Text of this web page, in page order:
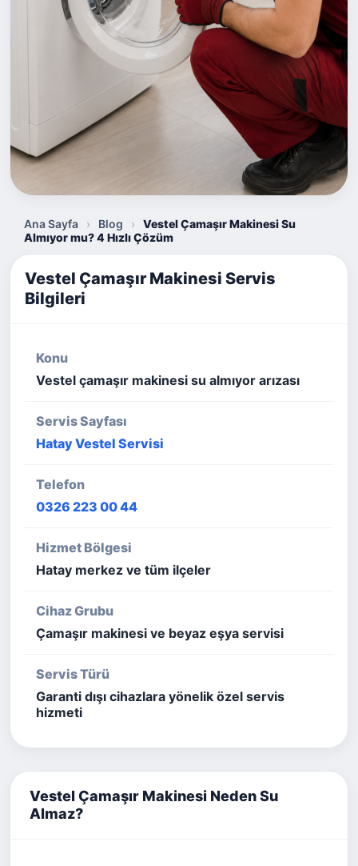
Ana Sayfa › Blog ›
Vestel Çamaşır Makinesi Su
Almıyor mu? 4 Hızlı Çözüm
Vestel Çamaşır Makinesi Servis
Bilgileri
Konu
Vestel çamaşır makinesi su almıyor arızası
Servis Sayfası
Hatay Vestel Servisi
Telefon
0326 223 00 44
Hizmet Bölgesi
Hatay merkez ve tüm ilçeler
Cihaz Grubu
Çamaşır makinesi ve beyaz eşya servisi
Servis Türü
Garanti dışı cihazlara yönelik özel servis
hizmeti
Vestel Çamaşır Makinesi Neden Su
Almaz?